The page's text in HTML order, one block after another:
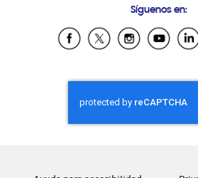
Samsung Ecuador
Samsung El
Samsung
Samsung Nicaragua
Samsung
Samsung
Síguenos en: